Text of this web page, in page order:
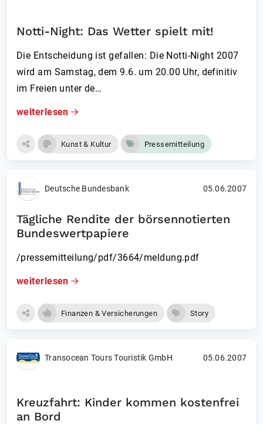
Notti-Night: Das Wetter spielt mit!
Die Entscheidung ist gefallen: Die Notti-Night 2007
wird am Samstag, dem 9.6. um 20.00 Uhr, definitiv
im Freien unter de…
weiterlesen
Kunst & Kultur Pressemitteilung
Deutsche Bundesbank 05.06.2007
Tägliche Rendite der börsennotierten
Bundeswertpapiere
/pressemitteilung/pdf/3664/meldung.pdf
weiterlesen
Finanzen & Versicherungen Story
Transocean Tours Touristik GmbH 05.06.2007
Kreuzfahrt: Kinder kommen kostenfrei
an Bord